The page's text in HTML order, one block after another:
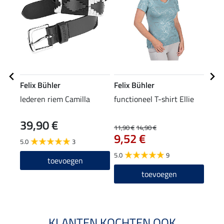
Felix Bühler
lederen riem Camilla
39,90 €
5.0 3
toevoegen
Felix Bühler
functioneel T-shirt Ellie
11,90 €14,90 €
9,52 €
5.0 9
toevoegen